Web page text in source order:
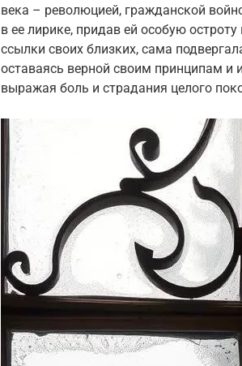
века – революцией, гражданской
в ее лирике, придав ей особую
ссылки своих близких, сама
оставаясь верной своим принципам и
выражая боль и страдания целого